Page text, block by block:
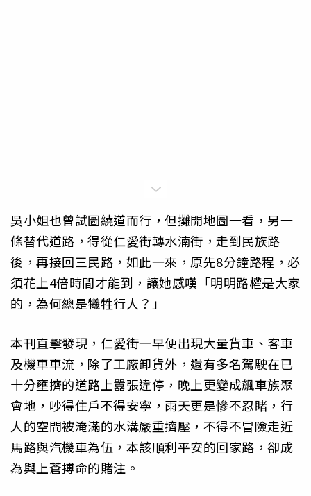
吳小姐也曾試圖繞道而行，但攤開地圖一看，另一
條替代道路，得從仁愛街轉水湳街，走到民族路
後，再接回三民路，如此一來，原先8分鐘路程，必
須花上4倍時間才能到，讓她感嘆「明明路權是大家
的，為何總是犧牲行人？」
本刊直擊發現，仁愛街一早便出現大量貨車、客車
及機車車流，除了工廠卸貨外，還有多名駕駛在已
十分壅擠的道路上囂張違停，晚上更變成飆車族聚
會地，吵得住戶不得安寧，雨天更是慘不忍睹，行
人的空間被淹滿的水溝嚴重擠壓，不得不冒險走近
馬路與汽機車為伍，本該順利平安的回家路，卻成
為與上蒼搏命的賭注。